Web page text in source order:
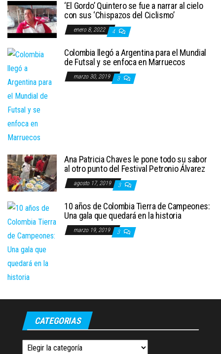
‘El Gordo’ Quintero se fue a narrar al cielo
con sus ‘Chispazos del Ciclismo’
enero 8, 2022 4
Colombia llegó a Argentina para el Mundial
de Futsal y se enfoca en Marruecos
marzo 30, 2019 3
Ana Patricia Chaves le pone todo su sabor
al otro punto del Festival Petronio Álvarez
agosto 17, 2019 3
10 años de Colombia Tierra de Campeones:
Una gala que quedará en la historia
marzo 19, 2019 3
CATEGORIAS
Categorias